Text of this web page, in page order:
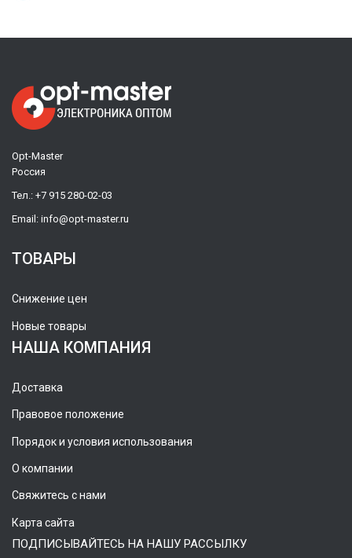
Opt-Master
Россия
Тел.: +7 915 280-02-03
Email: info@opt-master.ru
ТОВАРЫ
Снижение цен
Новые товары
НАША КОМПАНИЯ
Доставка
Правовое положение
Порядок и условия использования
О компании
Свяжитесь с нами
Карта сайта
ПОДПИСЫВАЙТЕСЬ НА НАШУ РАССЫЛКУ